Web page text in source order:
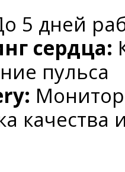
5 дней
сердца:
пульса
качества